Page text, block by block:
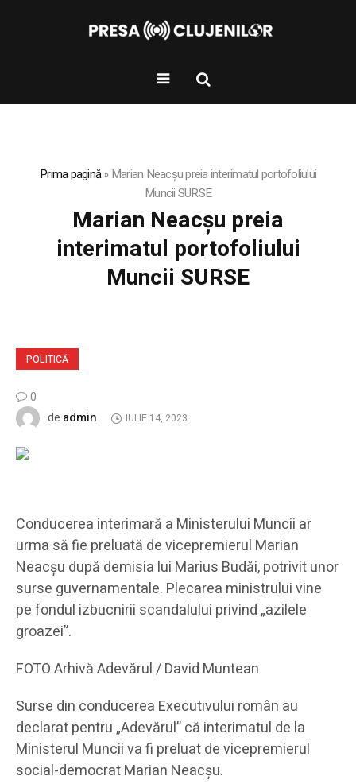
Prima pagină»Marian Neacșu preia interimatul portofoliului
Muncii SURSE
Marian Neacșu preia
interimatul portofoliului
Muncii SURSE
POLITICĂ
0
de admin IULIE 14, 2023
Conducerea interimară a Ministerului Muncii ar
urma să fie preluată de vicepremierul Marian
Neacșu după demisia lui Marius Budăi, potrivit unor
surse guvernamentale. Plecarea ministrului vine
pe fondul izbucnirii scandalului privind „azilele
groazei”.
FOTO Arhivă Adevărul / David Muntean
Surse din conducerea Executivului român au
declarat pentru „Adevărul” că interimatul de la
Ministerul Muncii va fi preluat de vicepremierul
social-democrat Marian Neacșu.